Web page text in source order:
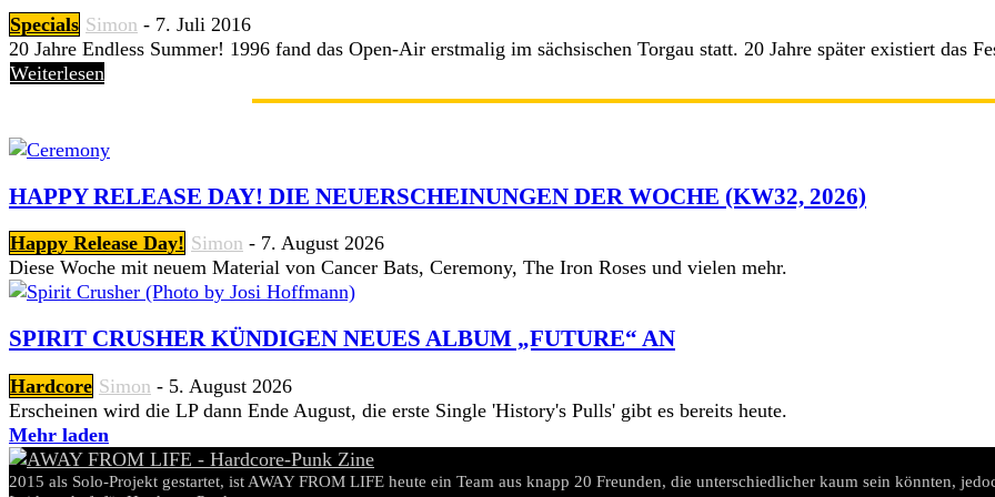
Specials Simon - 7. Juli 2016
20 Jahre Endless Summer! 1996 fand das Open-Air erstmalig im sächsischen Torgau statt. 20 Jahre später existiert das
Weiterlesen
HAPPY RELEASE DAY! DIE NEUERSCHEINUNGEN DER WOCHE (KW32, 2026)
Happy Release Day! Simon - 7. August 2026
Diese Woche mit neuem Material von Cancer Bats, Ceremony, The Iron Roses und vielen mehr.
SPIRIT CRUSHER KÜNDIGEN NEUES ALBUM „FUTURE“ AN
Hardcore Simon - 5. August 2026
Erscheinen wird die LP dann Ende August, die erste Single 'History's Pulls' gibt es bereits heute.
Mehr laden
2015 als Solo-Projekt gestartet, ist AWAY FROM LIFE heute ein Team aus knapp 20 Freunden, die unterschiedlicher kaum sein könnten,